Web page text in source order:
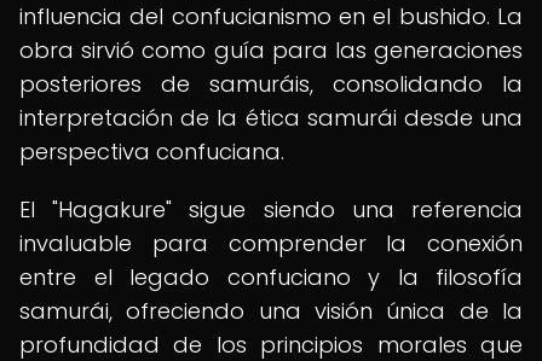
influencia del confucianismo en el bushido. La
obra sirvió como guía para las generaciones
posteriores de samuráis, consolidando la
interpretación de la ética samurái desde una
perspectiva confuciana.
El "Hagakure" sigue siendo una referencia
invaluable para comprender la conexión
entre el legado confuciano y la filosofía
samurái, ofreciendo una visión única de la
profundidad de los principios morales que